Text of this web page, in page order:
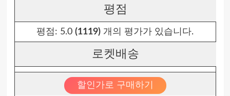
평점
평점: 5.0 (1119) 개의 평가가 있습니다.
로켓배송
할인가로 구매하기